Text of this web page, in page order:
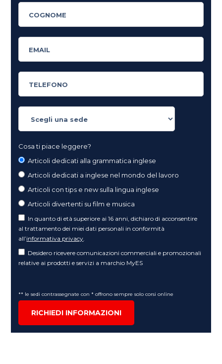
Cosa ti piace leggere?
Articoli dedicati alla grammatica inglese
Articoli dedicati a inglese nel mondo del lavoro
Articoli con tips e new sulla lingua inglese
Articoli divertenti su film e musica
In quanto di età superiore ai 16 anni, dichiaro di acconsentire
al trattamento dei miei dati personali in conformità
all’informativa privacy
Desidero ricevere comunicazioni commerciali e promozionali
relative ai prodotti e servizi a marchio MyES
** le sedi contrassegnate con * offrono sempre solo corsi online
RICHIEDI INFORMAZIONI